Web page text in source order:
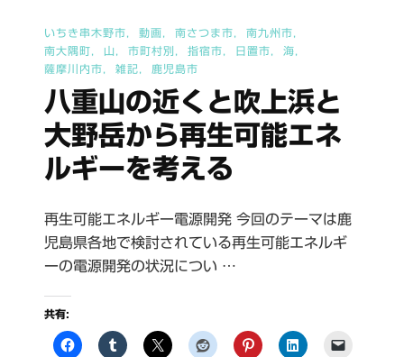
いちき串木野市 動画 南さつま市
南九州市
南大隅町
山 市町村別 指宿市 日置市
海
薩摩川内市
雑記 鹿児島市
八重山の近くと吹上浜と
大野岳から再生可能エネ
ルギーを考える
再生可能エネルギー電源開発 今回のテーマは鹿
児島県各地で検討されている再生可能エネルギ
ーの電源開発の状況につい …
共有: